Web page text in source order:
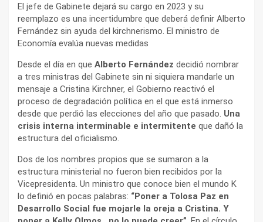
El jefe de Gabinete dejará su cargo en 2023 y su
reemplazo es una incertidumbre que deberá definir Alberto
Fernández sin ayuda del kirchnerismo. El ministro de
Economía evalúa nuevas medidas
Desde el día en que Alberto Fernández decidió nombrar
a tres ministras del Gabinete sin ni siquiera mandarle un
mensaje a Cristina Kirchner, el Gobierno reactivó el
proceso de degradación política en el que está inmerso
desde que perdió las elecciones del año que pasado. Una
crisis interna interminable e intermitente que dañó la
estructura del oficialismo.
Dos de los nombres propios que se sumaron a la
estructura ministerial no fueron bien recibidos por la
Vicepresidenta. Un ministro que conoce bien el mundo K
lo definió en pocas palabras: “Poner a Tolosa Paz en
Desarrollo Social fue mojarle la oreja a Cristina. Y